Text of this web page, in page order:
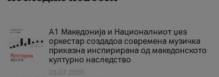
А1 Македонија и Националниот џез
оркестар создадоа современа музичка
приказна инспирирана од македонското
културно наследство
03.07.2026